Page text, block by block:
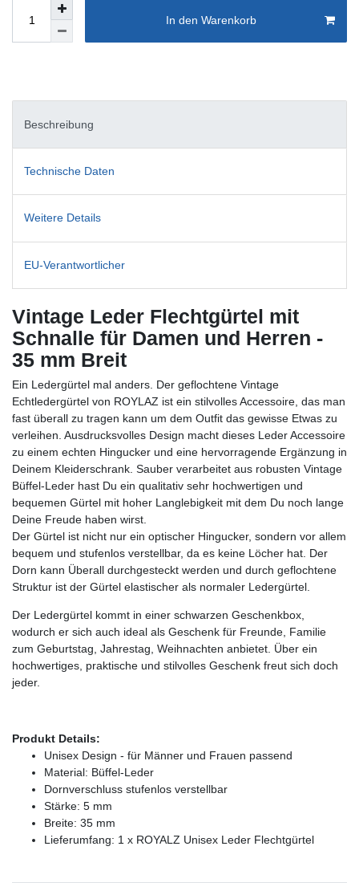
In den Warenkorb
Beschreibung
Technische Daten
Weitere Details
EU-Verantwortlicher
Vintage Leder Flechtgürtel mit
Schnalle für Damen und Herren -
35 mm Breit
Ein Ledergürtel mal anders. Der geflochtene Vintage
Echtledergürtel von ROYLAZ ist ein stilvolles Accessoire, das man
fast überall zu tragen kann um dem Outfit das gewisse Etwas zu
verleihen. Ausdrucksvolles Design macht dieses Leder Accessoire
zu einem echten Hingucker und eine hervorragende Ergänzung in
Deinem Kleiderschrank. Sauber verarbeitet aus robusten Vintage
Büffel-Leder hast Du ein qualitativ sehr hochwertigen und
bequemen Gürtel mit hoher Langlebigkeit mit dem Du noch lange
Deine Freude haben wirst.
Der Gürtel ist nicht nur ein optischer Hingucker, sondern vor allem
bequem und stufenlos verstellbar, da es keine Löcher hat. Der
Dorn kann Überall durchgesteckt werden und durch geflochtene
Struktur ist der Gürtel elastischer als normaler Ledergürtel.
Der Ledergürtel kommt in einer schwarzen Geschenkbox,
wodurch er sich auch ideal als Geschenk für Freunde, Familie
zum Geburtstag, Jahrestag, Weihnachten anbietet. Über ein
hochwertiges, praktische und stilvolles Geschenk freut sich doch
jeder.
Produkt Details:
Unisex Design - für Männer und Frauen passend
Material: Büffel-Leder
Dornverschluss stufenlos verstellbar
Stärke: 5 mm
Breite: 35 mm
Lieferumfang: 1 x ROYALZ Unisex Leder Flechtgürtel